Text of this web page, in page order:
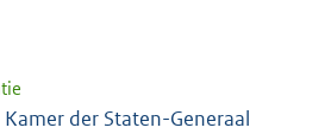
Kamer der Staten-Generaal